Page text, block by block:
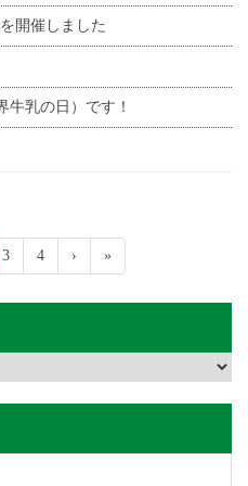
開催しました
牛乳の日）です！
3 4 › »